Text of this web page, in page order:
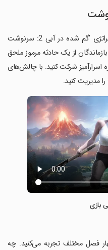
خوش آمدید به بازی بقای جزیره و استراتژی 'گم شده در آبی 2: سرنوشت
از یک حادثه مرموز ملحق
اسرارآمیز شرکت کنید. با چالش‌های
بازی
فصل مختلف تجربه می‌کنید. چه